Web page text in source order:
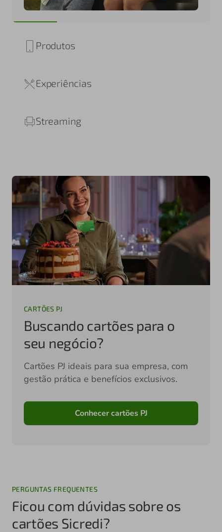
Produtos
Experiências
Streaming
CARTÕES PJ
Buscando cartões para o
seu negócio?
Cartões PJ ideais para sua empresa, com
gestão prática e benefícios exclusivos.
Conhecer cartões PJ
PERGUNTAS FREQUENTES
Ficou com dúvidas sobre os
cartões Sicredi?